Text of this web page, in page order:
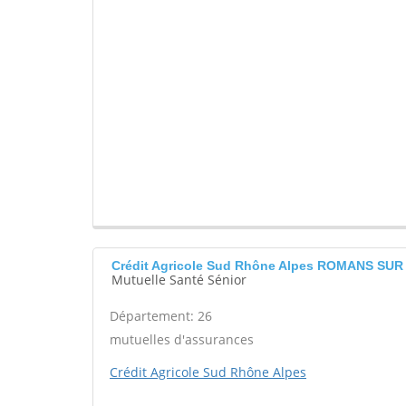
Crédit Agricole Sud Rhône Alpes ROMANS SUR
Mutuelle Santé Sénior
Département: 26
mutuelles d'assurances
Crédit Agricole Sud Rhône Alpes